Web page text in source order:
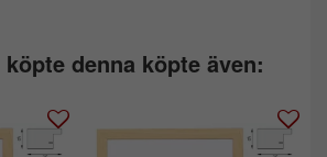
denna köpte även: